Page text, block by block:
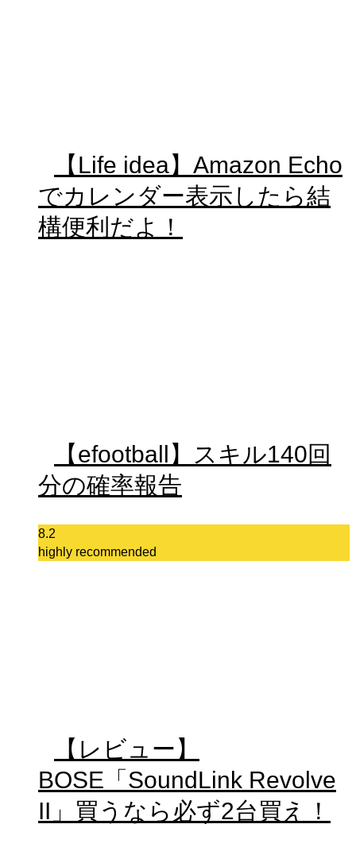
【Life idea】Amazon Echo
でカレンダー表示したら結
構便利だよ！
【efootball】スキル140回
分の確率報告
8.2
highly recommended
【レビュー】
BOSE「SoundLink Revolve
II」買うなら必ず2台買え！